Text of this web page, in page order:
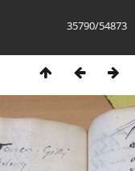
35790/54873